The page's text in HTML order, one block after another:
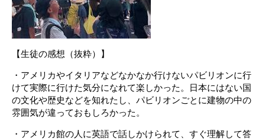
【生徒の感想（抜粋）】
・アメリカやイタリアなどなかなか行けないパビリオンに行
けて実際に行けた気分になれて楽しかった。日本にはない国
の文化や歴史などを知れたし、パビリオンごとに建物の中の
雰囲気が違っておもしろかった。
・アメリカ館の人に英語で話しかけられて、すぐ理解して答